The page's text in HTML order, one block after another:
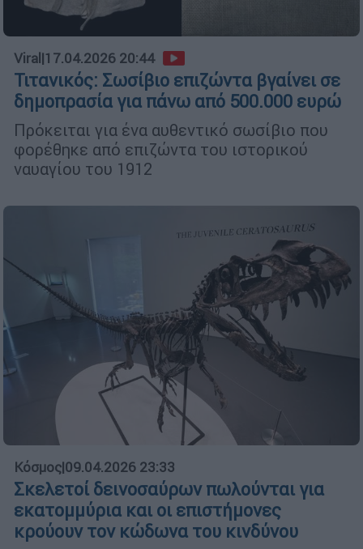
Viral |17.04.2026 20:44
Τιτανικός: Σωσίβιο επιζώντα βγαίνει σε
δημοπρασία για πάνω από 500.000 ευρώ
Πρόκειται για ένα αυθεντικό σωσίβιο που
φορέθηκε από επιζώντα του ιστορικού
ναυαγίου του 1912
Κόσμος|09.04.2026 23:33
Σκελετοί δεινοσαύρων πωλούνται για
εκατομμύρια και οι επιστήμονες
κρούουν τον κώδωνα του κινδύνου